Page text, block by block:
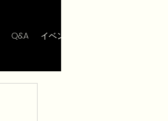
Q&A イベント